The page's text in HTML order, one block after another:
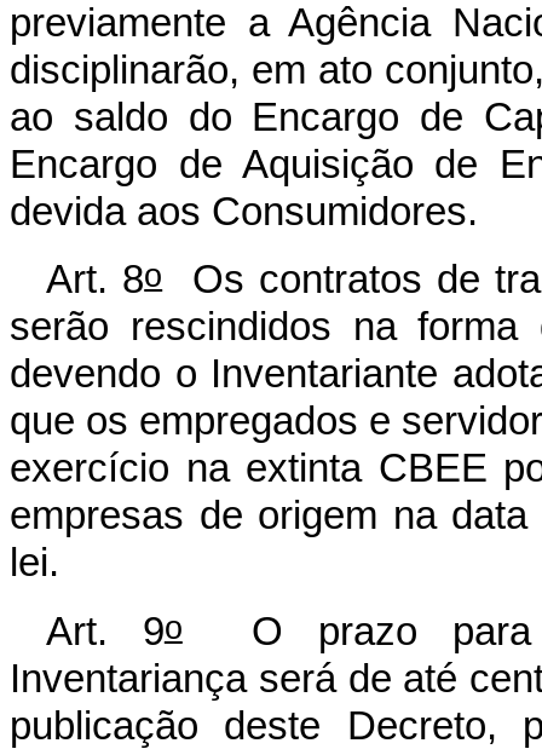
previamente a Agência
disciplinarão, em ato
ao saldo do Encargo de
Encargo de Aquisição de
devida aos Consumidores.
Art. 8oOs contratos de
serão rescindidos na
devendo o Inventariante
que os empregados e
exercício na extinta CBEE
empresas de origem na
lei.
Art. 9oO prazo para
Inventariança será de até
publicação deste Decreto,